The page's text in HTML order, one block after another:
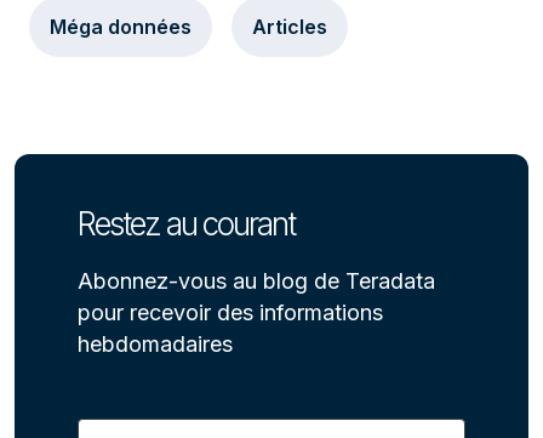
Méga données Articles
Restez au courant
Abonnez-vous au blog de Teradata
pour recevoir des informations
hebdomadaires